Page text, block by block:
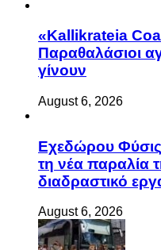
«Kallikrateia
Παραθαλάσιοι
γίνουν
August 6, 2026
Eχεδώρου
τη νέα παραλία
διαδραστικό
August 6, 2026